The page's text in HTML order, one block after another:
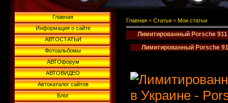
Главная
Информация о сайте
АВТОСТАТЬИ
Фотоальбомы
АВТОфорум
АВТОВИДЕО
Автокаталог сайтов
Блог
Главная » Статьи » Мои статьи
Лимитированный Porsche
Лимитированный Porsche